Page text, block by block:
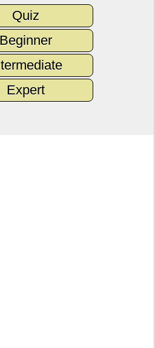
Quiz
Beginner
Expert